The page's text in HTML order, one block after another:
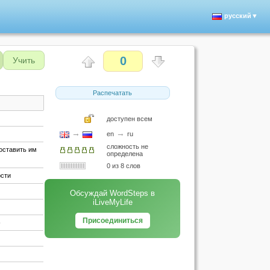
русский▼
Учить
им
0
Распечатать
доступен всем
→ en → ru
сложность не
определена
0 из 8 слов
Обсуждай WordSteps в
iLiveMyLife
Присоединиться